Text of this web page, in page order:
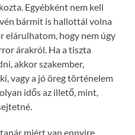
Egyébként nem kell
bármit is hallottál volna
elárulhatom, hogy nem úgy
árakról. Ha a tiszta
akkor szakember,
vagy a jó öreg történelem
idős az illető, mint,
miért van ennyire